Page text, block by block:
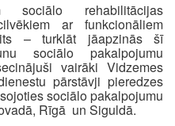
rehabilitācijas
ar funkcionāliem
– turklāt jāapzinās šī
sociālo pakalpojumu
vairāki Vidzemes
pārstāvji pieredzes
sociālo pakalpojumu
Rīgā un Siguldā.